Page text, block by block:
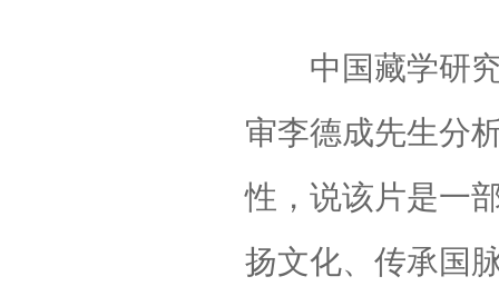
中国藏学研究
审李德成先生分
性，说该片是一
扬文化、传承国